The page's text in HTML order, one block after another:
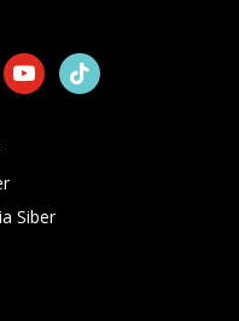
youtubetiktok
Siber